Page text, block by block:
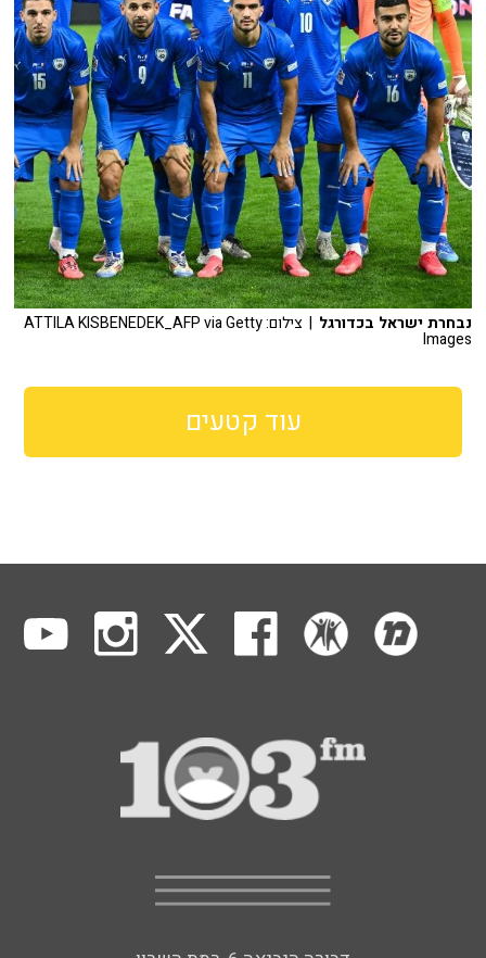
נבחרת ישראל בכדורגל | צילום: ATTILA KISBENEDEK_AFP via Getty
Images
עוד קטעים